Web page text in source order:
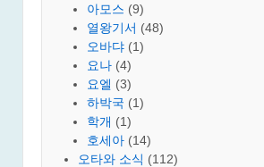
아모스 (9)
열왕기서 (48)
오바댜 (1)
요나 (4)
요엘 (3)
하박국 (1)
학개 (1)
호세아 (14)
오타와 소식 (112)